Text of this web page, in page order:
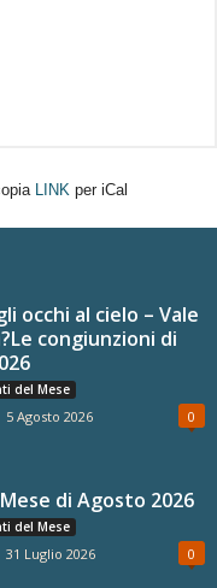
LINK per iCal
occhi al cielo – Vale
congiunzioni di
del Mese
5 Agosto 2026 0
di Agosto 2026
del Mese
31 Luglio 2026 0